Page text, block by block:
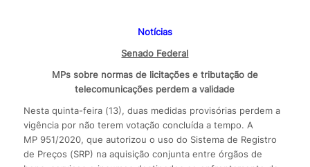
Notícias
Senado Federal
MPs sobre normas de licitações e tributação de
telecomunicações perdem a validade
Nesta quinta-feira (13), duas medidas provisórias perdem a
vigência por não terem votação concluída a tempo. A
MP 951/2020, que autorizou o uso do Sistema de Registro
de Preços (SRP) na aquisição conjunta entre órgãos de